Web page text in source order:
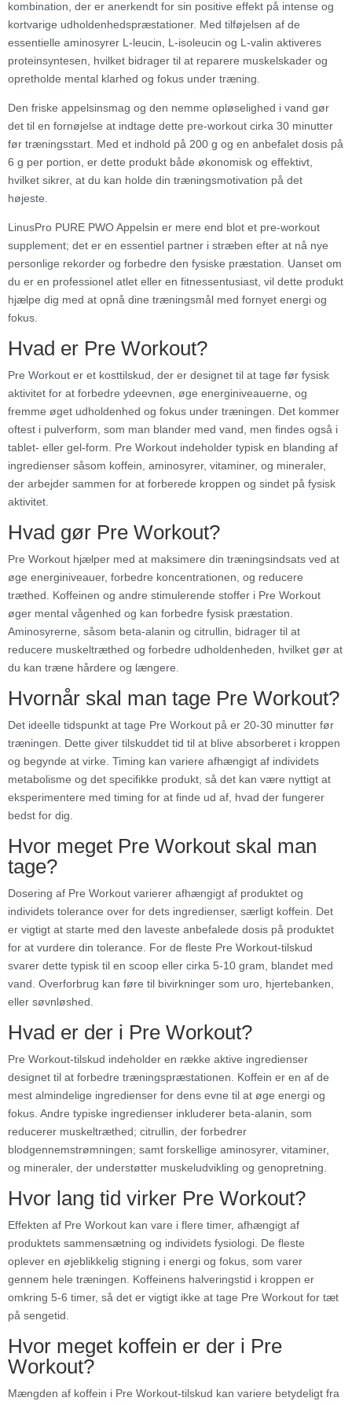
kombination, der er anerkendt for sin positive effekt på intense og
kortvarige udholdenhedspræstationer. Med tilføjelsen af de
essentielle aminosyrer L-leucin, L-isoleucin og L-valin aktiveres
proteinsyntesen, hvilket bidrager til at reparere muskelskader og
opretholde mental klarhed og fokus under træning.
Den friske appelsinsmag og den nemme opløselighed i vand gør
det til en fornøjelse at indtage dette pre-workout cirka 30 minutter
før træningsstart. Med et indhold på 200 g og en anbefalet dosis på
6 g per portion, er dette produkt både økonomisk og effektivt,
hvilket sikrer, at du kan holde din træningsmotivation på det
højeste.
LinusPro PURE PWO Appelsin er mere end blot et pre-workout
supplement; det er en essentiel partner i stræben efter at nå nye
personlige rekorder og forbedre den fysiske præstation. Uanset om
du er en professionel atlet eller en fitnessentusiast, vil dette produkt
hjælpe dig med at opnå dine træningsmål med fornyet energi og
fokus.
Hvad er Pre Workout?
Pre Workout er et kosttilskud, der er designet til at tage før fysisk
aktivitet for at forbedre ydeevnen, øge energiniveauerne, og
fremme øget udholdenhed og fokus under træningen. Det kommer
oftest i pulverform, som man blander med vand, men findes også i
tablet- eller gel-form. Pre Workout indeholder typisk en blanding af
ingredienser såsom koffein, aminosyrer, vitaminer, og mineraler,
der arbejder sammen for at forberede kroppen og sindet på fysisk
aktivitet.
Hvad gør Pre Workout?
Pre Workout hjælper med at maksimere din træningsindsats ved at
øge energiniveauer, forbedre koncentrationen, og reducere
træthed. Koffeinen og andre stimulerende stoffer i Pre Workout
øger mental vågenhed og kan forbedre fysisk præstation.
Aminosyrerne, såsom beta-alanin og citrullin, bidrager til at
reducere muskeltræthed og forbedre udholdenheden, hvilket gør at
du kan træne hårdere og længere.
Hvornår skal man tage Pre Workout?
Det ideelle tidspunkt at tage Pre Workout på er 20-30 minutter før
træningen. Dette giver tilskuddet tid til at blive absorberet i kroppen
og begynde at virke. Timing kan variere afhængigt af individets
metabolisme og det specifikke produkt, så det kan være nyttigt at
eksperimentere med timing for at finde ud af, hvad der fungerer
bedst for dig.
Hvor meget Pre Workout skal man
tage?
Dosering af Pre Workout varierer afhængigt af produktet og
individets tolerance over for dets ingredienser, særligt koffein. Det
er vigtigt at starte med den laveste anbefalede dosis på produktet
for at vurdere din tolerance. For de fleste Pre Workout-tilskud
svarer dette typisk til en scoop eller cirka 5-10 gram, blandet med
vand. Overforbrug kan føre til bivirkninger som uro, hjertebanken,
eller søvnløshed.
Hvad er der i Pre Workout?
Pre Workout-tilskud indeholder en række aktive ingredienser
designet til at forbedre træningspræstationen. Koffein er en af de
mest almindelige ingredienser for dens evne til at øge energi og
fokus. Andre typiske ingredienser inkluderer beta-alanin, som
reducerer muskeltræthed; citrullin, der forbedrer
blodgennemstrømningen; samt forskellige aminosyrer, vitaminer,
og mineraler, der understøtter muskeludvikling og genopretning.
Hvor lang tid virker Pre Workout?
Effekten af Pre Workout kan vare i flere timer, afhængigt af
produktets sammensætning og individets fysiologi. De fleste
oplever en øjeblikkelig stigning i energi og fokus, som varer
gennem hele træningen. Koffeinens halveringstid i kroppen er
omkring 5-6 timer, så det er vigtigt ikke at tage Pre Workout for tæt
på sengetid.
Hvor meget koffein er der i Pre
Workout?
Mængden af koffein i Pre Workout-tilskud kan variere betydeligt fra